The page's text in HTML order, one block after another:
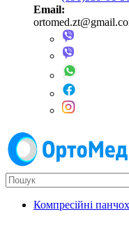
Email:
Компресійні